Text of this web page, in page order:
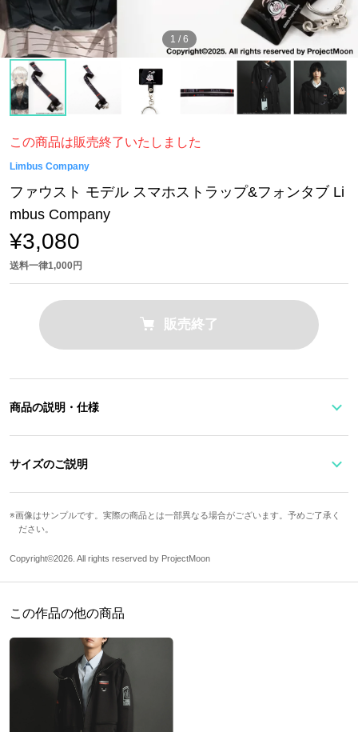
1 / 6
この商品は販売終了いたしました
Limbus Company
ファウスト モデル スマホストラップ&フォンタブ Li
mbus Company
¥3,080
送料一律1,000円
販売終了
商品の説明・仕様
場！
着用している制服のブラック×グレーの無彩色の中で、レッドのア
クセントカラーが全体を引き締めます。
ど……ファウストの要素をぎゅっと詰め込みました。
ストラップの長さはもちろん調節可能です。
ケースに挟んで使うTPU素材のタブに部分には、ファウストのシン
ボルマークを配置。
スマートフォンの裏側もカスタマイズして、さり気なく管理人アピ
ールしましょう♪
サイズのご説明
ストラップ最長 ストラップ幅 フォンタブ縦 フォンタブ横
画像はサンプルです。実際の商品とは一部異なる場合がございます。予めご了承く
ださい。
Copyright©2026. All rights reserved by ProjectMoon
この作品の他の商品